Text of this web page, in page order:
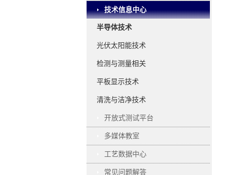
技术信息中心
半导体技术
光伏太阳能技术
检测与测量相关
平板显示技术
清洗与洁净技术
开放式测试平台
多媒体教室
工艺数据中心
常见问题解答